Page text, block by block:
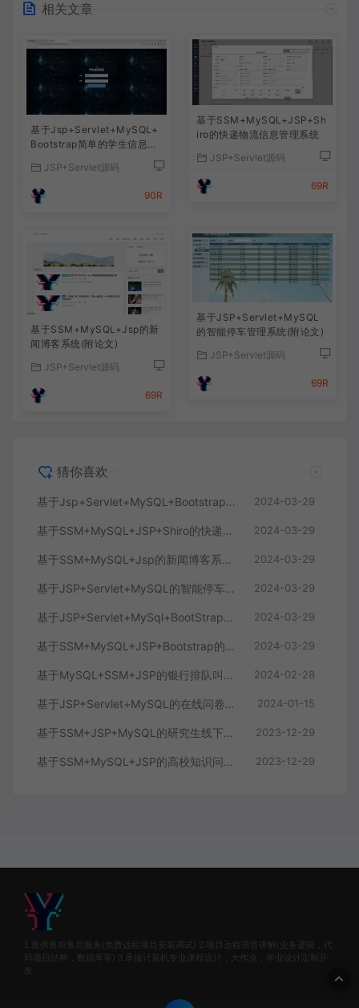
相关文章
基于Jsp+Servlet+MySQL+
Bootstrap简单的学生信息管
JSP+Servlet源码
90R
基于SSM+MySQL+JSP+Sh
iro的快递物流信息管理系统
JSP+Servlet源码
69R
基于SSM+MySQL+Jsp的新
闻博客系统(附论文)
JSP+Servlet源码
69R
基于JSP+Servlet+MySQL
的智能停车管理系统(附论文)
JSP+Servlet源码
69R
猜你喜欢
基于Jsp+Servlet+MySQL+Bootstrap简单的学生信息管理系统 2024-03-29
基于SSM+MySQL+JSP+Shiro的快递物流信息管理系统 2024-03-29
基于SSM+MySQL+Jsp的新闻博客系统(附论文) 2024-03-29
基于JSP+Servlet+MySQL的智能停车管理系统(附论文) 2024-03-29
基于JSP+Servlet+MySql+BootStrap的在线购物商城 2024-03-29
基于SSM+MySQL+JSP+Bootstrap的实现的游戏商城系统 2024-03-29
基于MySQL+SSM+JSP的银行排队叫号系统(附论文) 2024-02-28
基于JSP+Servlet+MySQL的在线问卷调查系统(附文档) 2024-01-15
基于SSM+JSP+MySQL的研究生线下复试考试系统 2023-12-29
基于SSM+MySQL+JSP的高校知识问答答题系统 2023-12-29
1.提供售前售后服务(免费远程项目安装调试) 2.项目远程语音讲解(业务逻辑，代
码项目结构，数据库等) 3.承接计算机专业课程设计，大作业，毕业设计定制开
发